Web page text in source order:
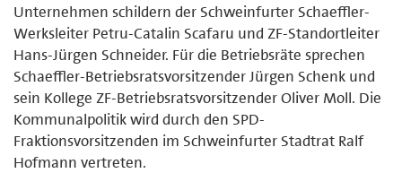
Unternehmen schildern der Schweinfurter Schaeffler-
Werksleiter Petru-Catalin Scafaru und ZF-Standortleiter
Hans-Jürgen Schneider. Für die Betriebsräte sprechen
Schaeffler-Betriebsratsvorsitzender Jürgen Schenk und
sein Kollege ZF-Betriebsratsvorsitzender Oliver Moll. Die
Kommunalpolitik wird durch den SPD-
Fraktionsvorsitzenden im Schweinfurter Stadtrat Ralf
Hofmann vertreten.